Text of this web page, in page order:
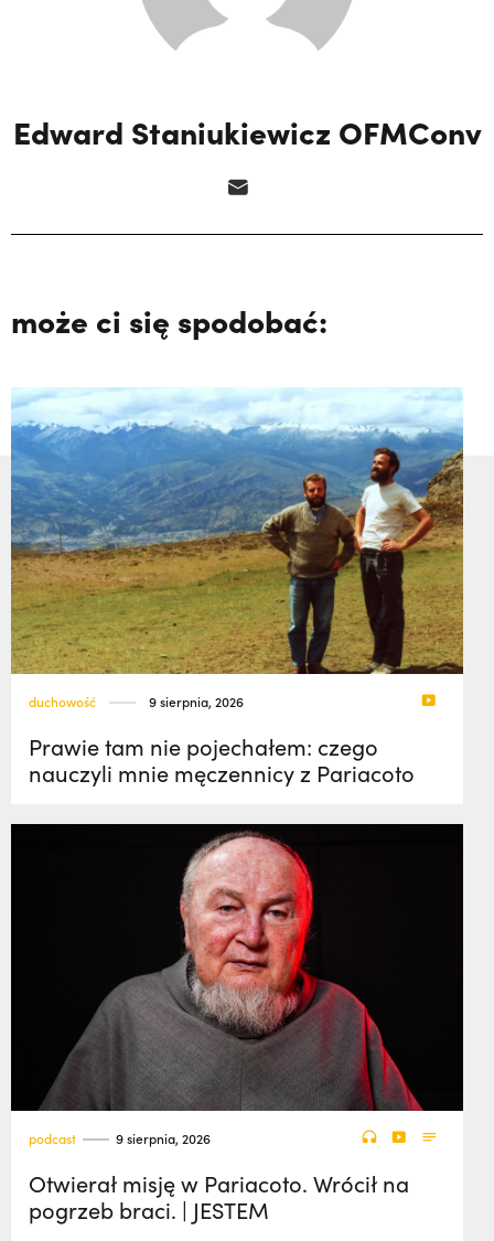
Edward Staniukiewicz OFMConv
może ci się spodobać:
duchowość 9 sierpnia, 2026
Prawie tam nie pojechałem: czego
nauczyli mnie męczennicy z Pariacoto
podcast 9 sierpnia, 2026
Otwierał misję w Pariacoto. Wrócił na
pogrzeb braci. | JESTEM